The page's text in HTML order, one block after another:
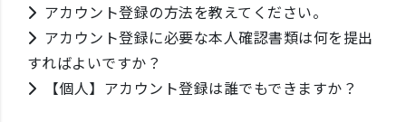
アカウント登録の方法を教えてください。
アカウント登録に必要な本人確認書類は何を提出
すればよいですか？
【個人】アカウント登録は誰でもできますか？